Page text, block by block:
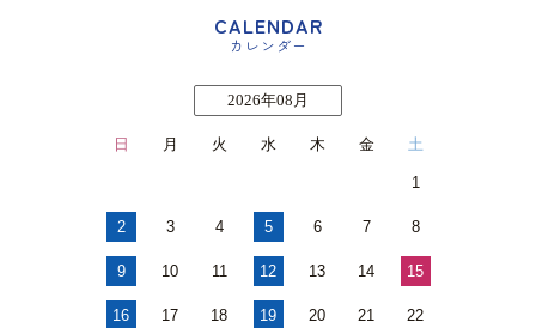
CALENDAR
カレンダー
2026年08月
日 月 火 水 木 金 土
1
2 3 4 5 6 7 8
9 10 11 12 13 14 15
16 17 18 19 20 21 22